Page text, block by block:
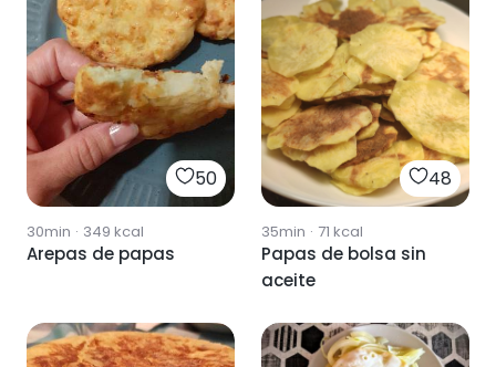
50
30min · 349 kcal
Arepas de papas
48
35min · 71 kcal
Papas de bolsa sin
aceite